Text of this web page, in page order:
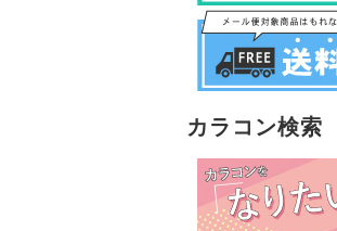
カラコン検索